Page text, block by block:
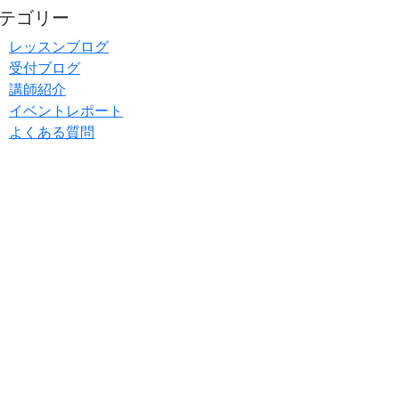
ゴリー
レッスンブログ
受付ブログ
講師紹介
イベントレポート
よくある質問